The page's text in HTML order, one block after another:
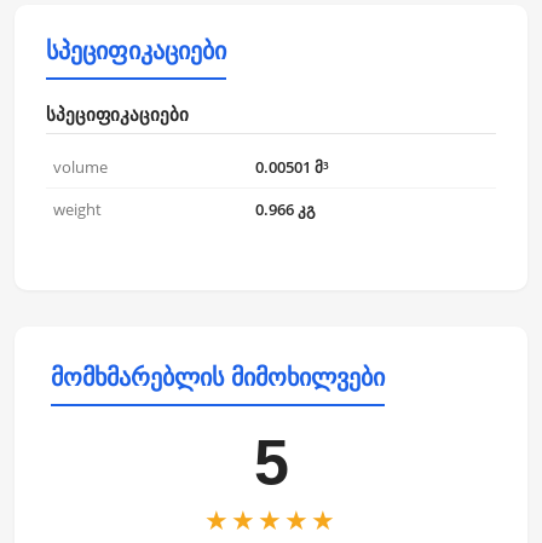
სპეციფიკაციები
სპეციფიკაციები
volume
0.00501 მ³
weight
0.966 კგ
მომხმარებლის მიმოხილვები
5
★★★★★